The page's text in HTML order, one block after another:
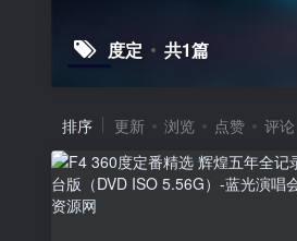
度定 共1篇
排序 更新 浏览 点赞 评论